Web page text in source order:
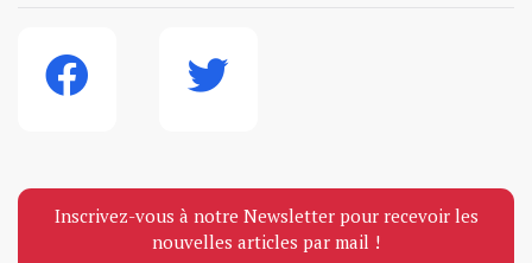
Inscrivez-vous à notre Newsletter pour recevoir les
nouvelles articles par mail !